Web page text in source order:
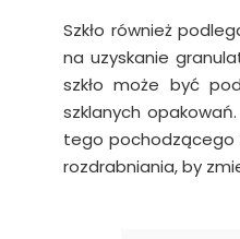
Szkło również
na uzyskanie
szkło może być
szklanych
tego pochodzącego
rozdrabniania, by